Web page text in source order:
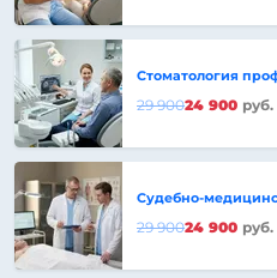
Стоматология
29 90024 900 руб.
Судебно-
29 90024 900 руб.